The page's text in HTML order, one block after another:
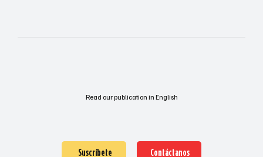
Read our publication in English
Suscríbete Contáctanos